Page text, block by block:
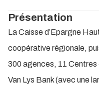
Présentation
La Caisse d’Epargne
coopérative régionale,
300 agences, 11 Centres
Van Lys Bank (avec une